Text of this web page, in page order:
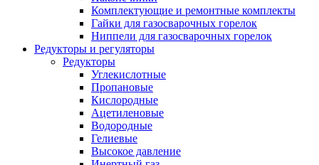
Комплектующие и ремонтные комплекты
Гайки для газосварочных горелок
Ниппели для газосварочных горелок
Редукторы и регуляторы
Редукторы
Углекислотные
Пропановые
Кислородные
Ацетиленовые
Водородные
Гелиевые
Высокое давление